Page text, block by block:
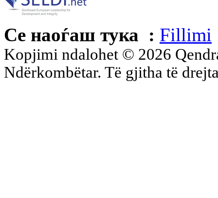
Се наоѓаш тука : Fillimi
Kopjimi ndalohet © 2026
Ndërkombëtar. Të gjitha të